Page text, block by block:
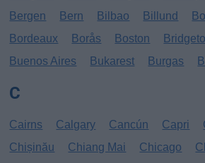
Bergen
Bern Bilbao Billund
Bordeaux
Borås Boston
Buenos Aires
Bukarest Burgas
C
Cairns Calgary Cancún Capri
Chișinău
Chiang Mai Chicago